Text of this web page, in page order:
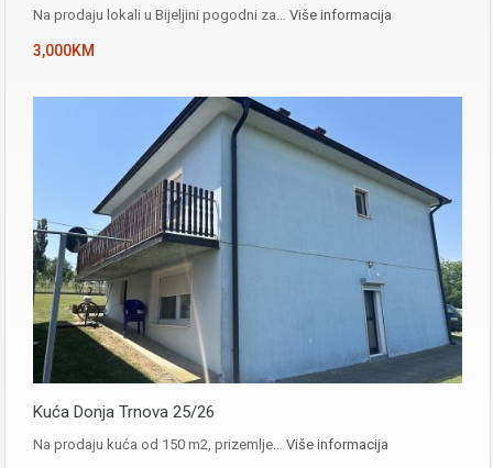
Na prodaju lokali u Bijeljini pogodni za… Više informacija
3,000KM
Kuća Donja Trnova 25/26
Na prodaju kuća od 150 m2, prizemlje… Više informacija